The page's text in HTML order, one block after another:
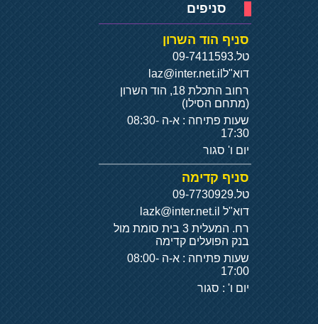
סניפים
סניף הוד השרון
טל.09-7411593
דוא"ל laz@inter.net.il
רחוב התכלת 18, הוד השרון
(מתחם הסילו)
שעות פתיחה : א-ה 08:30-
17:30
יום ו' סגור
סניף קדימה
טל.09-7730929
דוא"ל
רח. המעלית 3 בית סומת מול
בנק הפועלים קדימה
שעות פתיחה : א-ה 08:00-
17:00
יום ו' : סגור